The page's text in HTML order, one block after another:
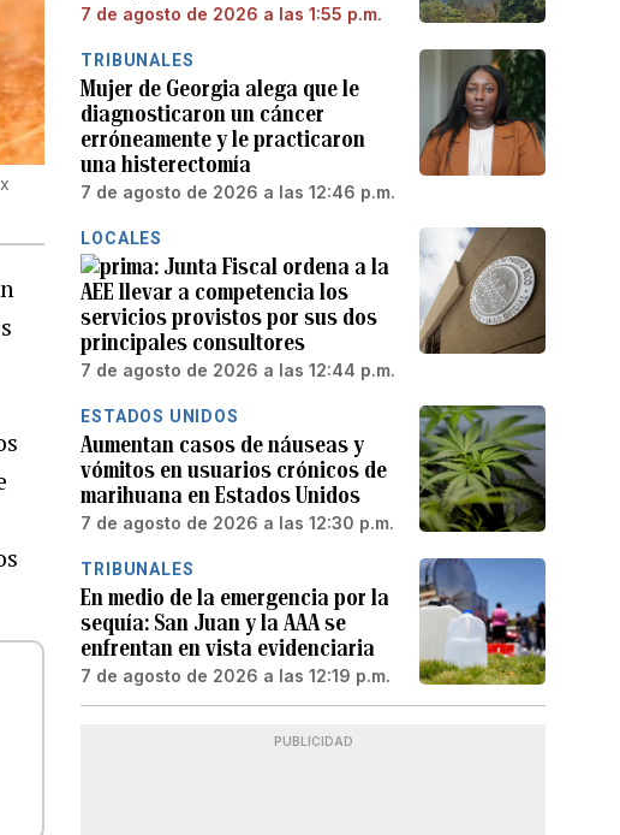
7 de agosto de 2026 a las 1:55 p.m.
TRIBUNALES
Mujer de Georgia alega que le
diagnosticaron un cáncer
erróneamente y le practicaron
una histerectomía
7 de agosto de 2026 a las 12:46 p.m.
LOCALES
Junta Fiscal ordena a la
AEE llevar a competencia los
servicios provistos por sus dos
principales consultores
7 de agosto de 2026 a las 12:44 p.m.
ESTADOS UNIDOS
Aumentan casos de náuseas y
vómitos en usuarios crónicos de
marihuana en Estados Unidos
7 de agosto de 2026 a las 12:30 p.m.
TRIBUNALES
En medio de la emergencia por la
sequía: San Juan y la AAA se
enfrentan en vista evidenciaria
7 de agosto de 2026 a las 12:19 p.m.
PUBLICIDAD